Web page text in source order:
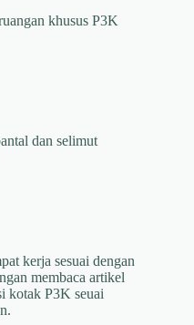
khusus P3K
dan selimut
kerja sesuai dengan
membaca artikel
kotak P3K seuai